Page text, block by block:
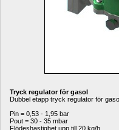
Tryck regulator för gasol
Dubbel etapp tryck regulator för
Pin = 0,53 - 1,95 bar
Pout = 30 - 35 mbar
Flödeshastighet upp till 20 kg/h